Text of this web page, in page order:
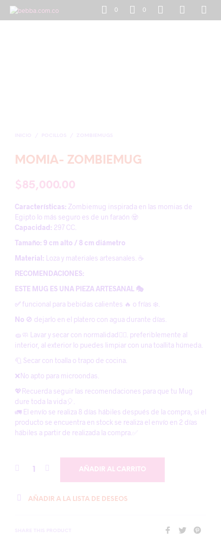
0 0
MOMIA- ZOMBIEMUG
$85,000.00
Características: Zombiemug inspirada en las momias de
Egipto lo más seguro es de un faraón 🧟
Capacidad: 297 CC.
Tamaño: 9 cm alto / 8 cm diámetro
Material: Loza y materiales artesanales. ☕️
RECOMENDACIONES:
ESTE MUG ES UNA PIEZA ARTESANAL 🎭
✅funcional para bebidas calientes 🔥 o frías ❄️.
No 🚫 dejarlo en el platero con agua durante días.
🧽🧼 Lavar y secar con normalidad😶‍🌫️. preferiblemente al
interior, al exterior lo puedes limpiar con una toallita húmeda.
🧻 Secar con toalla o trapo de cocina.
❌No apto para microondas.
💖Recuerda seguir las recomendaciones para que tu Mug
dure toda la vida🎈.
🚛 El envío se realiza 8 días hábiles después de la compra, si el
producto se encuentra en stock se realiza el envío en 2 días
hábiles a partir de realizada la compra.✅
AÑADIR AL CARRITO
AÑADIR A LA LISTA DE DESEOS